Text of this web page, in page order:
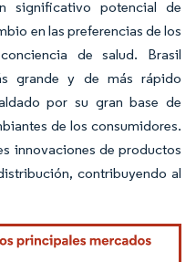
significativo potencial de
en las preferencias de los
de salud. Brasil
grande y de más rápido
por su gran base de
de los consumidores.
innovaciones de productos
contribuyendo al